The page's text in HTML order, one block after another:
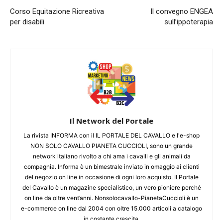
Corso Equitazione Ricreativa
per disabili
Il convegno ENGEA
sull’ippoterapia
Il Network del Portale
La rivista INFORMA con il IL PORTALE DEL CAVALLO e l'e-shop
NON SOLO CAVALLO PIANETA CUCCIOLI, sono un grande
network italiano rivolto a chi ama i cavalli e gli animali da
compagnia. Informa è un bimestrale inviato in omaggio ai clienti
del negozio on line in occasione di ogni loro acquisto. Il Portale
del Cavallo è un magazine specialistico, un vero pioniere perché
on line da oltre vent’anni. Nonsolocavallo-PianetaCuccioli è un
e-commerce on line dal 2004 con oltre 15.000 articoli a catalogo